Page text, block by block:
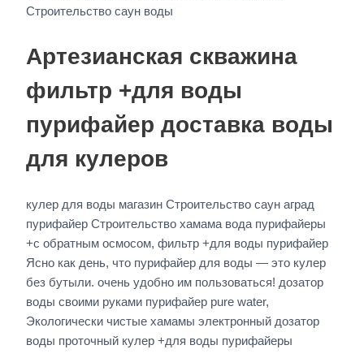
Строительство саун воды
Артезианская скважина
фильтр +для воды
пурифайер доставка воды
для кулеров
кулер для воды магазин Строительство саун аград
пурифайер Строительство хамама вода пурифайеры
+с обратным осмосом, фильтр +для воды пурифайер
Ясно как день, что пурифайер для воды — это кулер
без бутыли. очень удобно им пользоваться! дозатор
воды своими руками пурифайер pure water,
Экологически чистые хамамы электронный дозатор
воды проточный кулер +для воды пурифайеры